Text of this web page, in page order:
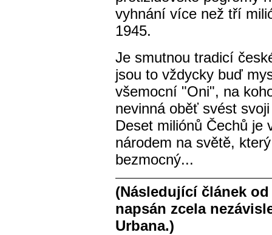
vyhnání více než tří
1945.
Je smutnou tradicí
jsou to vždycky buď
všemocní "Oni", na
nevinná oběť svést
Deset miliónů Čechů je
národem na světě,
bezmocný...
(Následující článek
napsán zcela
Urbana.)